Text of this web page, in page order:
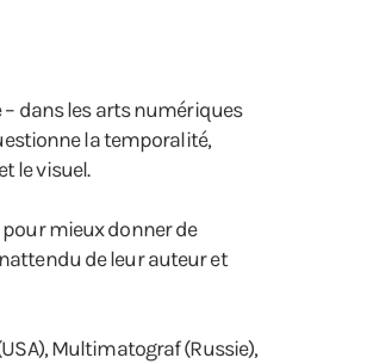
– dans les arts numériques
la temporalité,
le visuel.
mieux donner de
de leur auteur et
Multimatograf (Russie),